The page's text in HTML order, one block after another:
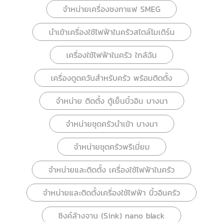
จำหน่ายเครื่องชงกาแฟ SMEG
นำเข้าเครื่องใช้ไฟฟ้าในครัวสไตล์โมเดิร์น
เครื่องใช้ไฟฟ้าในครัว ใกล้ฉัน
เครื่องดูดควันสำหรับครัว พร้อมติดตั้ง
จำหน่าย ติดตั้ง ตู้เย็นบิ้วอิน บางนา
จำหน่ายชุดครัวนำเข้า บางนา
จำหน่ายชุดครัวพรีเมี่ยม
จำหน่ายและติดตั้ง เครื่องใช้ไฟฟ้าในครัว
จำหน่ายและติดตั้งเครื่องใช้ไฟฟ้า บิ้วอินครัว
ซิงค์ล้างจาน (Sink) nano black